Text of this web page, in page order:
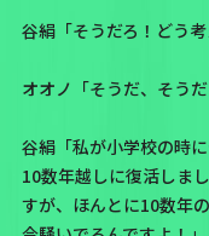
谷絹「そうだろ！どう考
オオノ「そうだ、そうだ
谷絹「私が小学校の時
10数年越しに復活しま
すが、ほんとに10数年